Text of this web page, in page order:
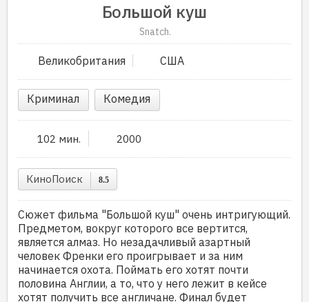
Большой куш
Snatch.
Великобритания США
Криминал Комедия
102 мин. 2000
КиноПоиск 8.5
Сюжет фильма "Большой куш" очень интригующий.
Предметом, вокруг которого все вертится,
является алмаз. Но незадачливый азартный
человек Френки его проигрывает и за ним
начинается охота. Поймать его хотят почти
половина Англии, а то, что у него лежит в кейсе
хотят получить все англичане. Финал будет